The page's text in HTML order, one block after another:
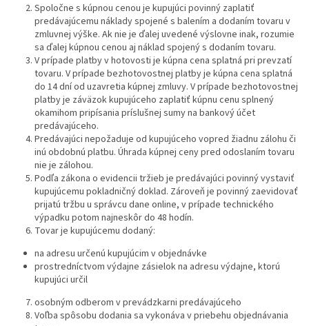
Spoločne s kúpnou cenou je kupujúci povinný zaplatiť
predávajúcemu náklady spojené s balením a dodaním tovaru v
zmluvnej výške. Ak nie je ďalej uvedené výslovne inak, rozumie
sa ďalej kúpnou cenou aj náklad spojený s dodaním tovaru.
V prípade platby v hotovosti je kúpna cena splatná pri prevzatí
tovaru. V prípade bezhotovostnej platby je kúpna cena splatná
do 14 dní od uzavretia kúpnej zmluvy. V prípade bezhotovostnej
platby je záväzok kupujúceho zaplatiť kúpnu cenu splnený
okamihom pripísania príslušnej sumy na bankový účet
predávajúceho.
Predávajúci nepožaduje od kupujúceho vopred žiadnu zálohu či
inú obdobnú platbu. Úhrada kúpnej ceny pred odoslaním tovaru
nie je zálohou.
Podľa zákona o evidencii tržieb je predávajúci povinný vystaviť
kupujúcemu pokladničný doklad. Zároveň je povinný zaevidovať
prijatú tržbu u správcu dane online, v prípade technického
výpadku potom najneskôr do 48 hodín.
Tovar je kupujúcemu dodaný:
na adresu určenú kupujúcim v objednávke
prostredníctvom výdajne zásielok na adresu výdajne, ktorú
kupujúci určil
osobným odberom v prevádzkarni predávajúceho
Voľba spôsobu dodania sa vykonáva v priebehu objednávania